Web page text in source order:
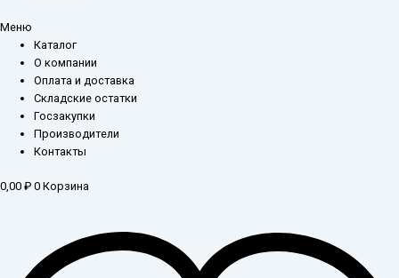
Меню
Каталог
О компании
Оплата и доставка
Складские остатки
Госзакупки
Производители
Контакты
0,00 ₽ 0 Корзина